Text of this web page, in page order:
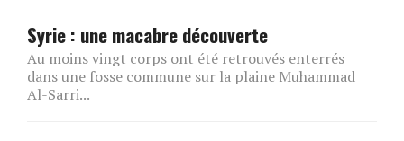
Syrie : une macabre découverte
Au moins vingt corps ont été retrouvés enterrés
dans une fosse commune sur la plaine Muhammad
Al-Sarri...